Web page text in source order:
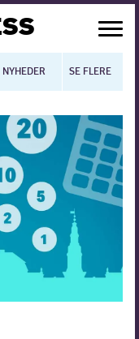
NYHEDER BLOGS
SE FLERE